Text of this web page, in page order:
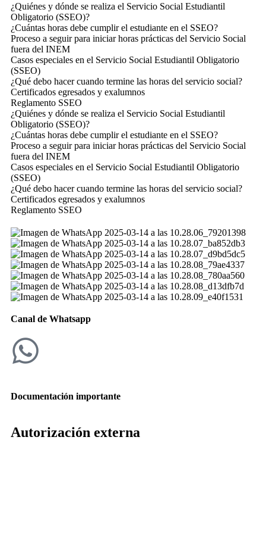
¿Quiénes y dónde se realiza el Servicio Social Estudiantil
Obligatorio (SSEO)?
¿Cuántas horas debe cumplir el estudiante en el SSEO?
Proceso a seguir para iniciar horas prácticas del Servicio Social
fuera del INEM
Casos especiales en el Servicio Social Estudiantil Obligatorio
(SSEO)
¿Qué debo hacer cuando termine las horas del servicio social?
Certificados egresados y exalumnos
Reglamento SSEO
¿Quiénes y dónde se realiza el Servicio Social Estudiantil
Obligatorio (SSEO)?
¿Cuántas horas debe cumplir el estudiante en el SSEO?
Proceso a seguir para iniciar horas prácticas del Servicio Social
fuera del INEM
Casos especiales en el Servicio Social Estudiantil Obligatorio
(SSEO)
¿Qué debo hacer cuando termine las horas del servicio social?
Certificados egresados y exalumnos
Reglamento SSEO
Canal de Whatsapp
Documentación importante
Autorización externa